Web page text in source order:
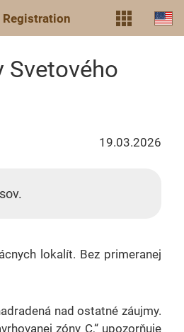
Registration
Svetového
19.03.2026
lokalít. Bez primeranej
nad ostatné záujmy.
zóny C,“ upozorňuje